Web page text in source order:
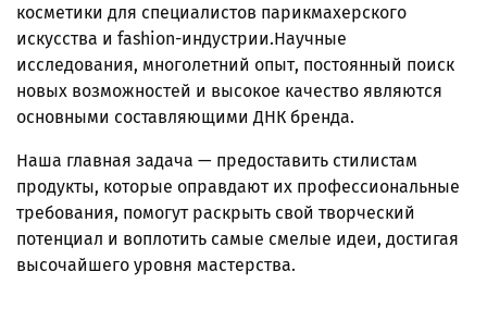
косметики для специалистов парикмахерского
искусства и fashion-индустрии.Научные
исследования, многолетний опыт, постоянный поиск
новых возможностей и высокое качество являются
основными составляющими ДНК бренда.
Наша главная задача — предоставить стилистам
продукты, которые оправдают их профессиональные
требования, помогут раскрыть свой творческий
потенциал и воплотить самые смелые идеи, достигая
высочайшего уровня мастерства.